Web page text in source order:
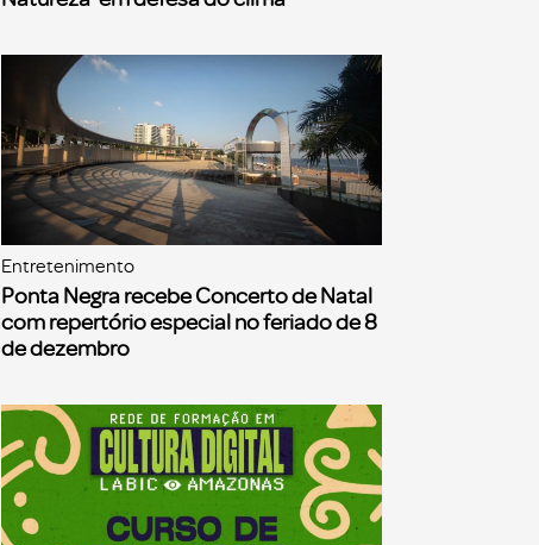
Entretenimento
Ponta Negra recebe Concerto de Natal
com repertório especial no feriado de 8
de dezembro